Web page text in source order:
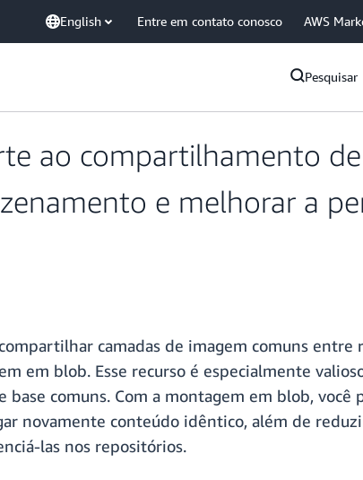
English Entre em contato conosco AWS
Pesquisar
ao compartilhamento
e melhorar a
camadas de imagem comuns
em blob. Esse recurso é especialmente
comuns. Com a montagem em blob, você
novamente conteúdo idêntico, além de
las nos repositórios.